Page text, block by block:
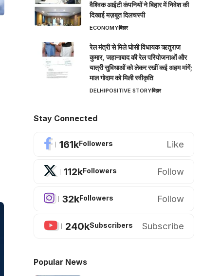
वैश्विक आईटी कंपनियों ने बिहार में निवेश की
दिखाई मज़बूत दिलचस्पी
ECONOMYबिहार
रेल मंत्री से मिले घोसी विधायक ऋतुराज
कुमार, जहानाबाद की रेल परियोजनाओं और
यात्री सुविधाओं को लेकर रखीं कई अहम मांगें;
माल गोदाम को मिली स्वीकृति
DELHIPOSITIVE STORYबिहार
Stay Connected
161kFollowers Like
112kFollowers Follow
32kFollowers Follow
240kSubscribers Subscribe
Popular News